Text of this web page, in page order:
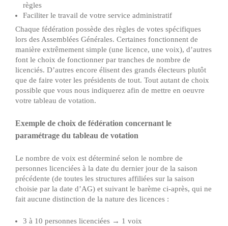
règles
Faciliter le travail de votre service administratif
Chaque fédération possède des règles de votes spécifiques
lors des Assemblées Générales. Certaines fonctionnent de
manière extrêmement simple (une licence, une voix), d’autres
font le choix de fonctionner par tranches de nombre de
licenciés. D’autres encore élisent des grands électeurs plutôt
que de faire voter les présidents de tout. Tout autant de choix
possible que vous nous indiquerez afin de mettre en oeuvre
votre tableau de votation.
Exemple de choix de fédération concernant le
paramétrage du tableau de votation
Le nombre de voix est déterminé selon le nombre de
personnes licenciées à la date du dernier jour de la saison
précédente (de toutes les structures affiliées sur la saison
choisie par la date d’AG) et suivant le barème ci-après, qui ne
fait aucune distinction de la nature des licences :
3 à 10 personnes licenciées → 1 voix